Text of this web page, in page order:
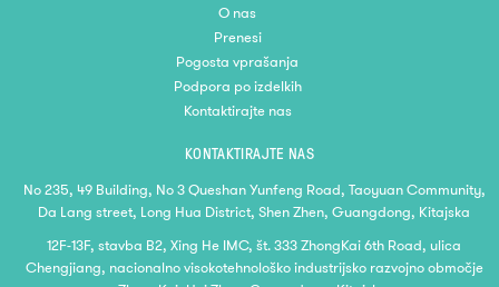
O nas
Prenesi
Pogosta vprašanja
Podpora po izdelkih
Kontaktirajte nas
KONTAKTIRAJTE NAS
No 235, 49 Building, No 3 Queshan Yunfeng Road, Taoyuan Community,
Da Lang street, Long Hua District, Shen Zhen, Guangdong, Kitajska
12F-13F, stavba B2, Xing He IMC, št. 333 ZhongKai 6th Road, ulica
Chengjiang, nacionalno visokotehnološko industrijsko razvojno območje